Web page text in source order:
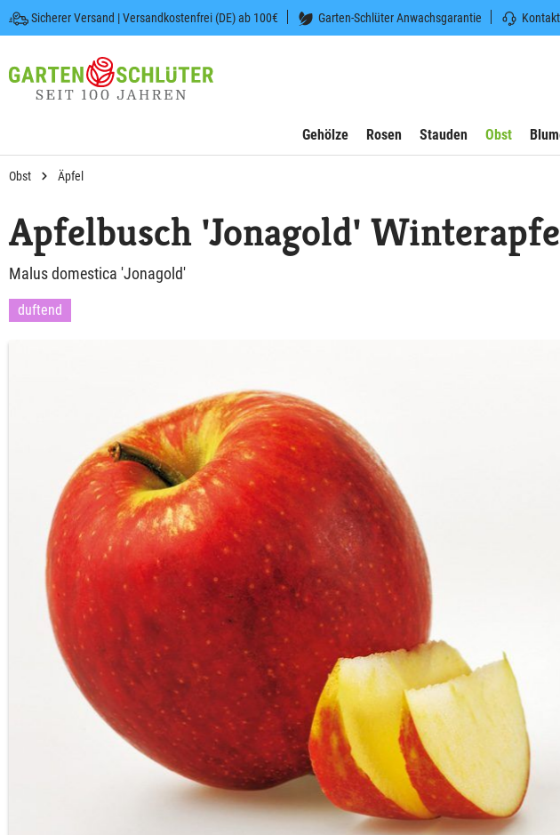
Zur Hauptnavigation springen
Sicherer Versand | Versandkostenfrei (DE) ab 100€ Garten-Schlüter Anwachsgarantie
Gehölze Rosen Stauden Obst
Obst Äpfel
Apfelbusch 'Jonagold'
Malus domestica 'Jonagold'
duftend